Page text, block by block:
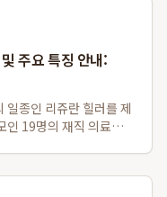
주요 특징 안내:
일종인 리쥬란 힐러를 제
인 19명의 재직 의료진